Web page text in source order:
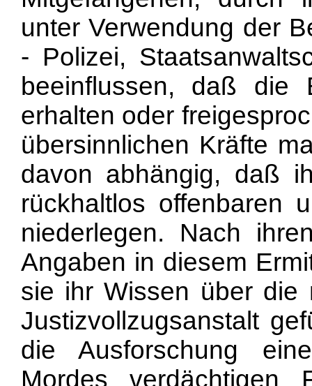
unter Verwendung der
- Polizei,
beeinflussen, daß die
erhalten oder
übersinnlichen Kräfte
davon abhängig, daß
rückhaltlos offenbaren
niederlegen. Nach
Angaben in diesem
sie ihr Wissen über die
Justizvollzugsanstalt
die Ausforschung
Mordes verdächtigen